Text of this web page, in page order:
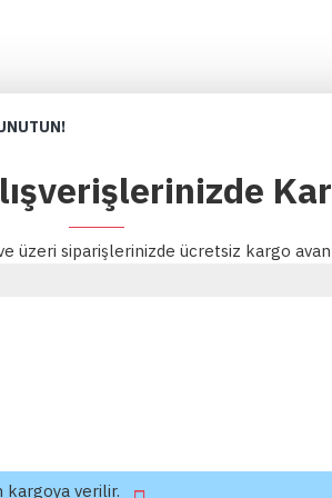
üzeri siparişlerinizde ücretsiz kargo
kargoya verilir.